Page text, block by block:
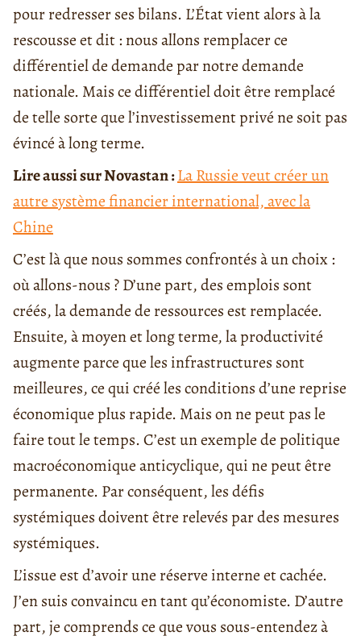
pour redresser ses bilans. L’État vient alors à la
rescousse et dit : nous allons remplacer ce
différentiel de demande par notre demande
nationale. Mais ce différentiel doit être remplacé
de telle sorte que l’investissement privé ne soit pas
évincé à long terme.
Lire aussi sur Novastan :La Russie veut créer un
autre système financier international, avec la
Chine
C’est là que nous sommes confrontés à un choix :
où allons-nous ? D’une part, des emplois sont
créés, la demande de ressources est remplacée.
Ensuite, à moyen et long terme, la productivité
augmente parce que les infrastructures sont
meilleures, ce qui créé les conditions d’une reprise
économique plus rapide. Mais on ne peut pas le
faire tout le temps. C’est un exemple de politique
macroéconomique anticyclique, qui ne peut être
permanente. Par conséquent, les défis
systémiques doivent être relevés par des mesures
systémiques.
L’issue est d’avoir une réserve interne et cachée.
J’en suis convaincu en tant qu’économiste. D’autre
part, je comprends ce que vous sous-entendez à